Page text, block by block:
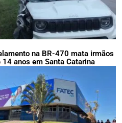
na BR-470 mata irmãos
14 anos em Santa Catarina